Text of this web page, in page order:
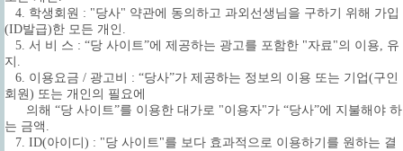
4. 학생회원 : "당사" 약관에 동의하고 과외선생님을 구하기 위해 가입
(ID발급)한 모든 개인.
5. 서 비 스 : “당 사이트”에 제공하는 광고를 포함한 "자료"의 이용, 유
지.
6. 이용요금 / 광고비 : “당사”가 제공하는 정보의 이용 또는 기업(구인
회원) 또는 개인의 필요에
의해 “당 사이트”를 이용한 대가로 "이용자"가 “당사”에 지불해야 하
는 금액.
7. ID(아이디) : "당 사이트"를 보다 효과적으로 이용하기를 원하는 결